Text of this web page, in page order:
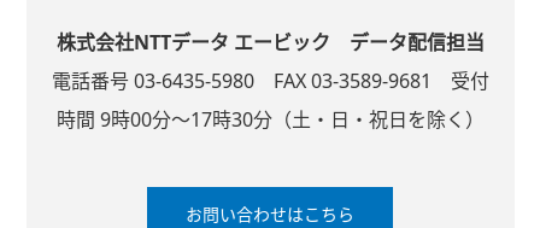
株式会社NTTデータ エービック
データ配信担当
電話番号 03-6435-5980
FAX 03-3589-9681
受付
時間 9時00分～17時30分（土・日・祝日を除く）
お問い合わせはこちら